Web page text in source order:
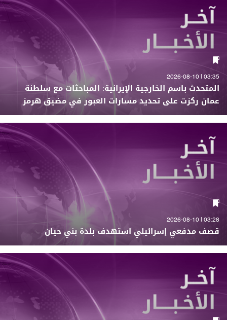
03:35 | 2026-08-10
المتحدث باسم الخارجية الإيرانية: المباحثات مع سلطنة
عمان ركزت على تحديد مسارات العبور في مضيق هرمز
03:28 | 2026-08-10
قصف مدفعي إسرائيلي استهدف بلدة بني حيان